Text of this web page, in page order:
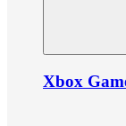
Xbox